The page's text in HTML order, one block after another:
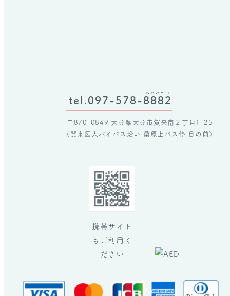
tel.097-578-8882
ハハハニコ
〒870-0849 大分県大分市賀来南２丁目1-25
（賀来医大バイパス沿い 桑原上バス停 目の前）
携帯サイト
も ご利用く
ださい